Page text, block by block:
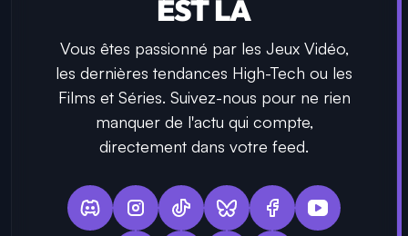
EST LÀ
Vous êtes passionné par les Jeux Vidéo,
les dernières tendances High-Tech ou les
Films et Séries. Suivez-nous pour ne rien
manquer de l'actu qui compte,
directement dans votre feed.